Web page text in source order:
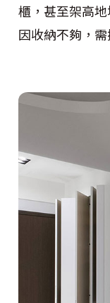
櫃，甚至架高
因收納不夠，